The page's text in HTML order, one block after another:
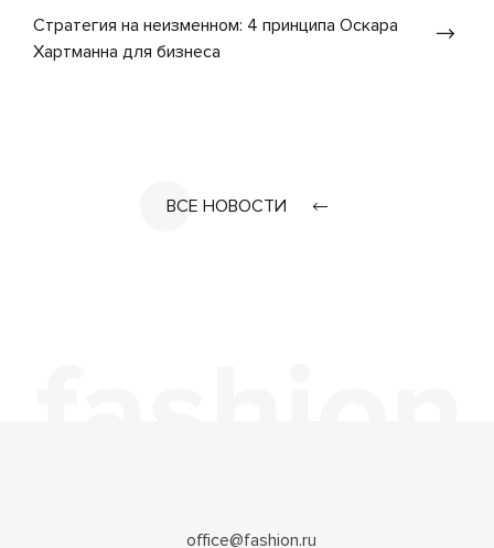
Стратегия на неизменном: 4 принципа Оскара
Хартманна для бизнеса
ВСЕ НОВОСТИ
office@fashion.ru